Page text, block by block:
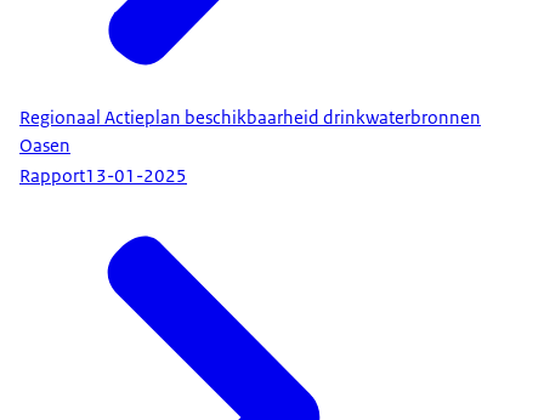
Regionaal Actieplan beschikbaarheid drinkwaterbronnen
Oasen
Rapport13-01-2025